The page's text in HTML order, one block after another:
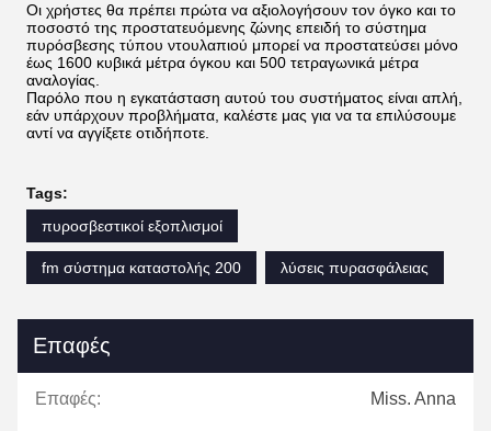
Οι χρήστες θα πρέπει πρώτα να αξιολογήσουν τον όγκο και το
ποσοστό της προστατευόμενης ζώνης επειδή το σύστημα
πυρόσβεσης τύπου ντουλαπιού μπορεί να προστατεύσει μόνο
έως 1600 κυβικά μέτρα όγκου και 500 τετραγωνικά μέτρα
αναλογίας.
Παρόλο που η εγκατάσταση αυτού του συστήματος είναι απλή,
εάν υπάρχουν προβλήματα, καλέστε μας για να τα επιλύσουμε
αντί να αγγίξετε οτιδήποτε.
Tags:
πυροσβεστικοί εξοπλισμοί
fm σύστημα καταστολής 200 λύσεις πυρασφάλειας
Επαφές
Επαφές: Miss. Anna